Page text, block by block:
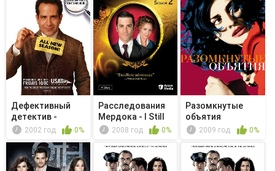
Дефективный
детектив -
Мистер Монк
2002 год 0%
Расследования
Мердока - I Still
Know ...
2008 год 0%
Разомкнутые
объятия
2009 год 0%